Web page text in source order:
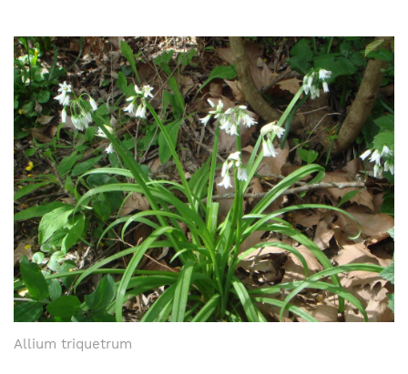
Allium triquetrum